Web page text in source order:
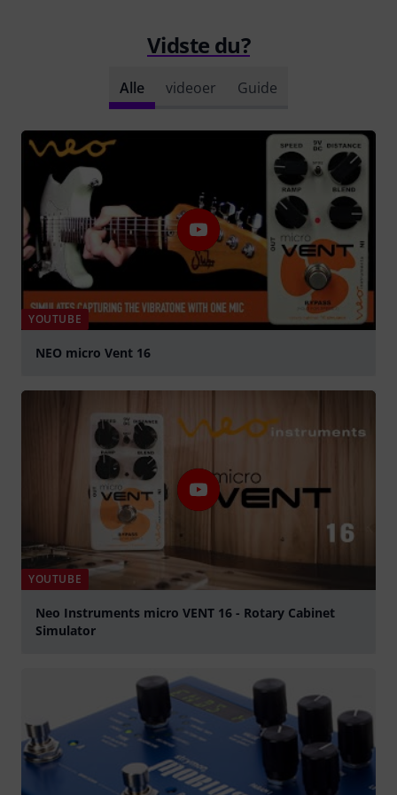
Vidste du?
Alle videoer Guide
YOUTUBE
NEO micro Vent 16
YOUTUBE
Neo Instruments micro VENT 16 - Rotary Cabinet
Simulator